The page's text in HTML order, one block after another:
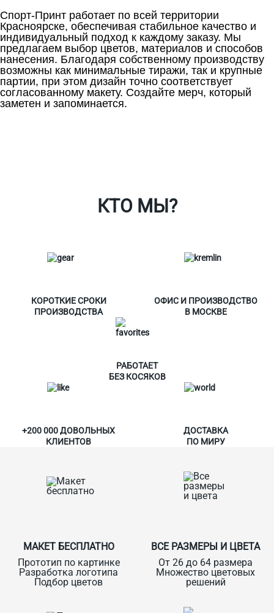
Спорт-Принт работает по всей территории
Красноярске, обеспечивая стабильное качество и
индивидуальный подход к каждому заказу. Мы
предлагаем выбор цветов, материалов и способов
нанесения. Благодаря собственному производству
возможны как минимальные тиражи, так и крупные
партии, при этом дизайн точно соответствует
согласованному макету. Создайте мерч, который
заметен и запоминается.
КТО МЫ?
КОРОТКИЕ СРОКИ
ПРОИЗВОДСТВА
ОФИС И ПРОИЗВОДСТВО
В МОСКВЕ
РАБОТАЕТ
БЕЗ КОСЯКОВ
+200 000 ДОВОЛЬНЫХ
КЛИЕНТОВ
ДОСТАВКА
ПО МИРУ
МАКЕТ БЕСПЛАТНО
Прототип по картинке
Разработка логотипа
Подбор цветов
ВСЕ РАЗМЕРЫ И ЦВЕТА
От 26 до 64 размера
Множество цветовых
решений